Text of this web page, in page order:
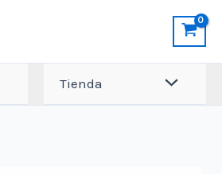
Tienda